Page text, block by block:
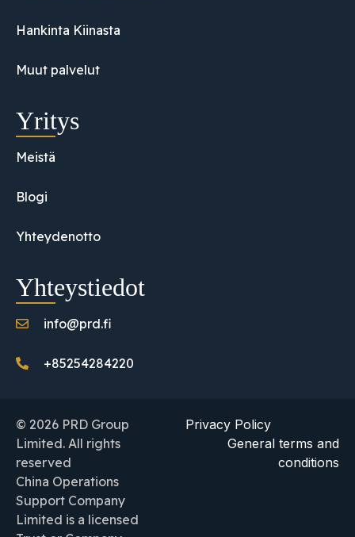
Hankinta Kiinasta
Muut palvelut
Yritys
Meistä
Blogi
Yhteydenotto
Yhteystiedot
info@prd.fi
+85254284220
© 2026 PRD Group
Limited. All rights
reserved
China Operations
Support Company
Limited is a licensed
Privacy Policy
General terms and
conditions